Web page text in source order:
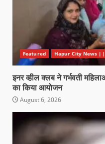
Featured Hapur City News ||
इनर व्हील क्लब ने गर्भवती
का किया आयोजन
August 6, 2026